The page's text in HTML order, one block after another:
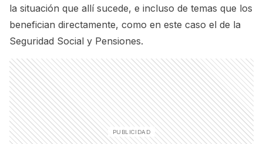
la situación que allí sucede, e incluso de temas que los
benefician directamente, como en este caso el de la
Seguridad Social y Pensiones.